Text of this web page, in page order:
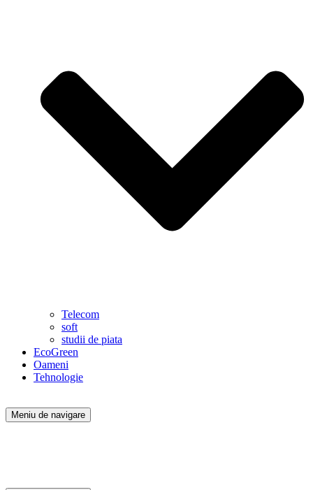
Telecom
soft
studii de piata
EcoGreen
Oameni
Tehnologie
Meniu de navigare